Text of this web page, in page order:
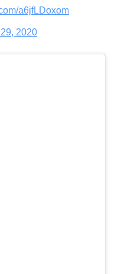
a6jfLDoxom
2020